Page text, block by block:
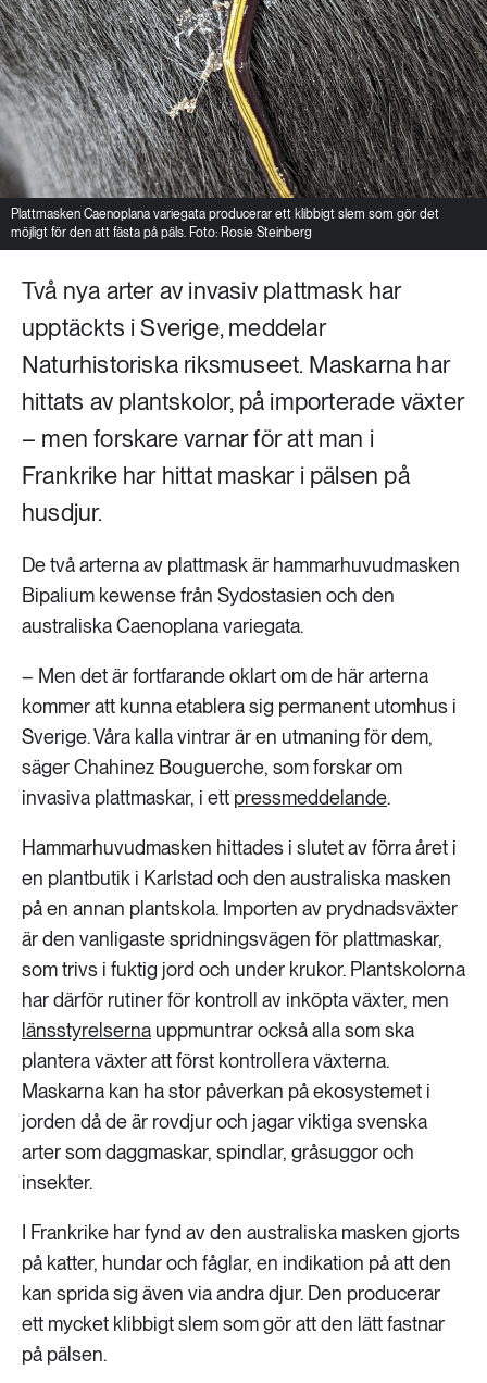
Plattmasken Caenoplana variegata producerar ett klibbigt slem som gör det
möjligt för den att fästa på päls. Foto: Rosie Steinberg
Två nya arter av invasiv plattmask har
upptäckts i Sverige, meddelar
Naturhistoriska riksmuseet. Maskarna har
hittats av plantskolor, på importerade växter
– men forskare varnar för att man i
Frankrike har hittat maskar i pälsen på
husdjur.
De två arterna av plattmask är hammarhuvudmasken
Bipalium kewense från Sydostasien och den
australiska Caenoplana variegata.
– Men det är fortfarande oklart om de här arterna
kommer att kunna etablera sig permanent utomhus i
Sverige. Våra kalla vintrar är en utmaning för dem,
säger Chahinez Bouguerche, som forskar om
invasiva plattmaskar, i ett pressmeddelande.
Hammarhuvudmasken hittades i slutet av förra året i
en plantbutik i Karlstad och den australiska masken
på en annan plantskola. Importen av prydnadsväxter
är den vanligaste spridningsvägen för plattmaskar,
som trivs i fuktig jord och under krukor. Plantskolorna
har därför rutiner för kontroll av inköpta växter, men
länsstyrelserna uppmuntrar också alla som ska
plantera växter att först kontrollera växterna.
Maskarna kan ha stor påverkan på ekosystemet i
jorden då de är rovdjur och jagar viktiga svenska
arter som daggmaskar, spindlar, gråsuggor och
insekter.
I Frankrike har fynd av den australiska masken gjorts
på katter, hundar och fåglar, en indikation på att den
kan sprida sig även via andra djur. Den producerar
ett mycket klibbigt slem som gör att den lätt fastnar
på pälsen.